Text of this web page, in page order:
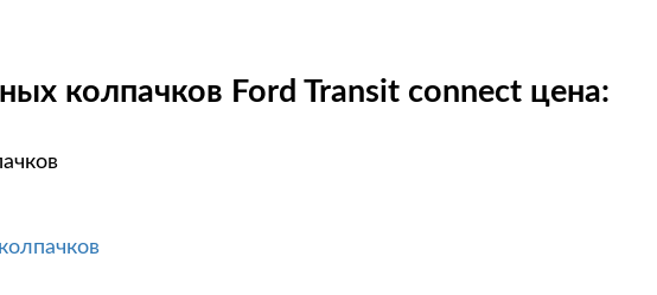
колпачков Ford Transit connect цена: